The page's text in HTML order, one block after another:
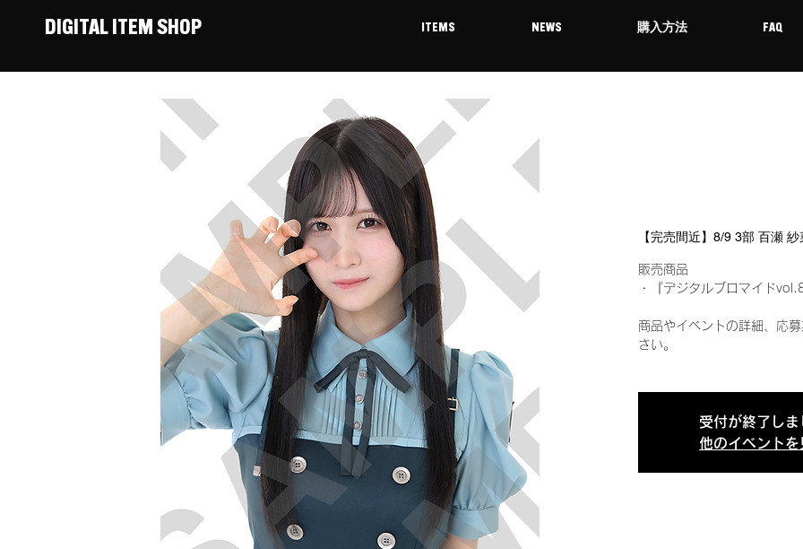
DIGITAL ITEM SHOP ITEMS NEWS 購入方法 FAQ
【完売間近】8/9 3部 百瀬
販売商品
・『デジタルブロマイド
商品やイベントの詳細、応
さい。
受付が終了しま
他のイベントを